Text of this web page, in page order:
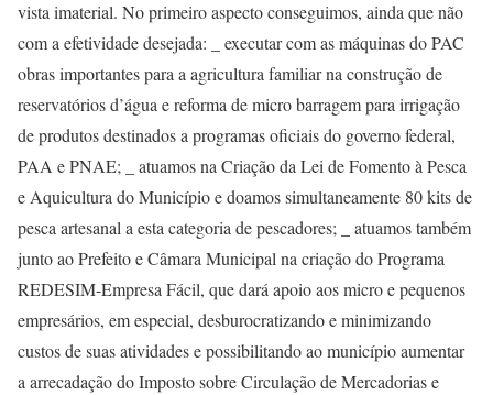
vista imaterial. No primeiro aspecto conseguimos, ainda que não
com a efetividade desejada: _ executar com as máquinas do PAC
obras importantes para a agricultura familiar na construção de
reservatórios d’água e reforma de micro barragem para irrigação
de produtos destinados a programas oficiais do governo federal,
PAA e PNAE; _ atuamos na Criação da Lei de Fomento à Pesca
e Aquicultura do Município e doamos simultaneamente 80 kits de
pesca artesanal a esta categoria de pescadores; _ atuamos também
junto ao Prefeito e Câmara Municipal na criação do Programa
REDESIM-Empresa Fácil, que dará apoio aos micro e pequenos
empresários, em especial, desburocratizando e minimizando
custos de suas atividades e possibilitando ao município aumentar
a arrecadação do Imposto sobre Circulação de Mercadorias e